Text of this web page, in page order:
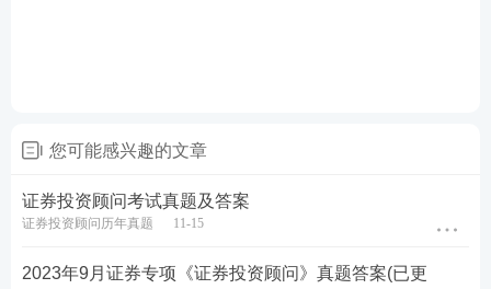
考后除关注真题答案，想必大家还想知道证券从业合
格分数线。考生可点击查看
合格分数线>>
推荐：证券从业考试精品资料汇总
您可能感兴趣的文章
证券投资顾问考试真题及答案
证券投资顾问历年真题 11-15
2023年9月证券专项《证券投资顾问》真题答案(已更